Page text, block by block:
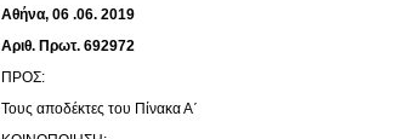
Αθήνα, 06 .06. 2019
Αριθ. Πρωτ. 692972
ΠΡΟΣ:
Τους αποδέκτες του Πίνακα Α΄